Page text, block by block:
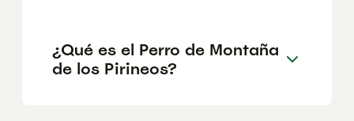
¿Qué es el Perro de Montaña
de los Pirineos?